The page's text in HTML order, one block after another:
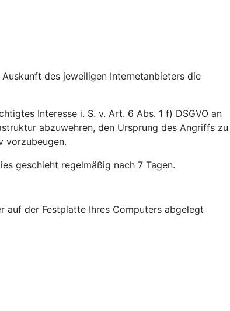
des jeweiligen Internetanbieters die
Interesse i. S. v. Art. 6 Abs. 1 f) DSGVO an
abzuwehren, den Ursprung des Angriffs zu
vorzubeugen.
geschieht regelmäßig nach 7 Tagen.
auf der Festplatte Ihres Computers abgelegt